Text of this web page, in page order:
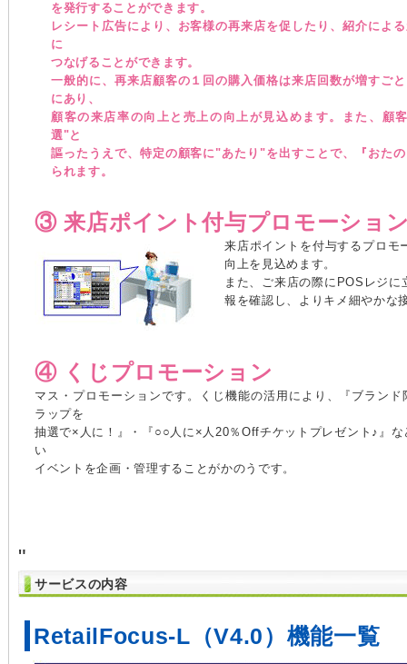
を発行することができます。
レシート広告により、お客様の再来店を促したり、紹介によ
に
つなげることができます。
一般的に、再来店顧客の１回の購入価格は来店回数が増すご
にあり、
顧客の来店率の向上と売上の向上が見込めます。また、顧
選"と
謳ったうえで、特定の顧客に"あたり"を出すことで、『おた
られます。
③ 来店ポイント付与プロモーショ
来店ポイントを付与するプロモ
向上を見込めます。
また、ご来店の際にPOSレジ
報を確認し、よりキメ細やかな
④ くじプロモーション
マス・プロモーションです。くじ機能の活用により、『ブランド
ラップを
抽選で×人に！』・『○○人に×人20％Offチケットプレゼント♪』な
い
イベントを企画・管理することがかのうです。
"
サービスの内容
RetailFocus-L（V4.0）機能一覧